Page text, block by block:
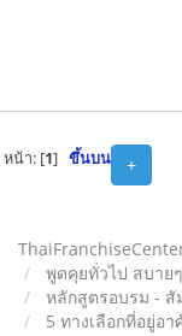
+
หน้า: [1] ขึ้นบน
พูดคุยทั่วไป สบาย
หลักสูตรอบรม -
5 ทางเลือกที่อยู่อ